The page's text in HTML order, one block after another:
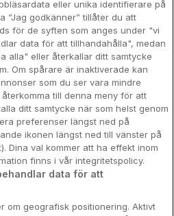
hotell
eller unika identifierare på
”Jag godkänner” tillåter du att
för de syften som anges under "vi
data för att tillhandahålla", medan
alla" eller återkallar ditt samtycke
Om spårare är inaktiverade kan
som du ser vara mindre
till denna meny för att
ditt samtycke när som helst genom
preferenser längst ned på
ikonen längst ned till vänster på
Dina val kommer att ha effekt inom
finns i vår integritetspolicy.
data för att
om geografisk positionering. Aktivt